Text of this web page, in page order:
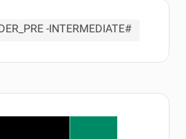
#MARKET LEADER_PRE -INTERMEDIATE